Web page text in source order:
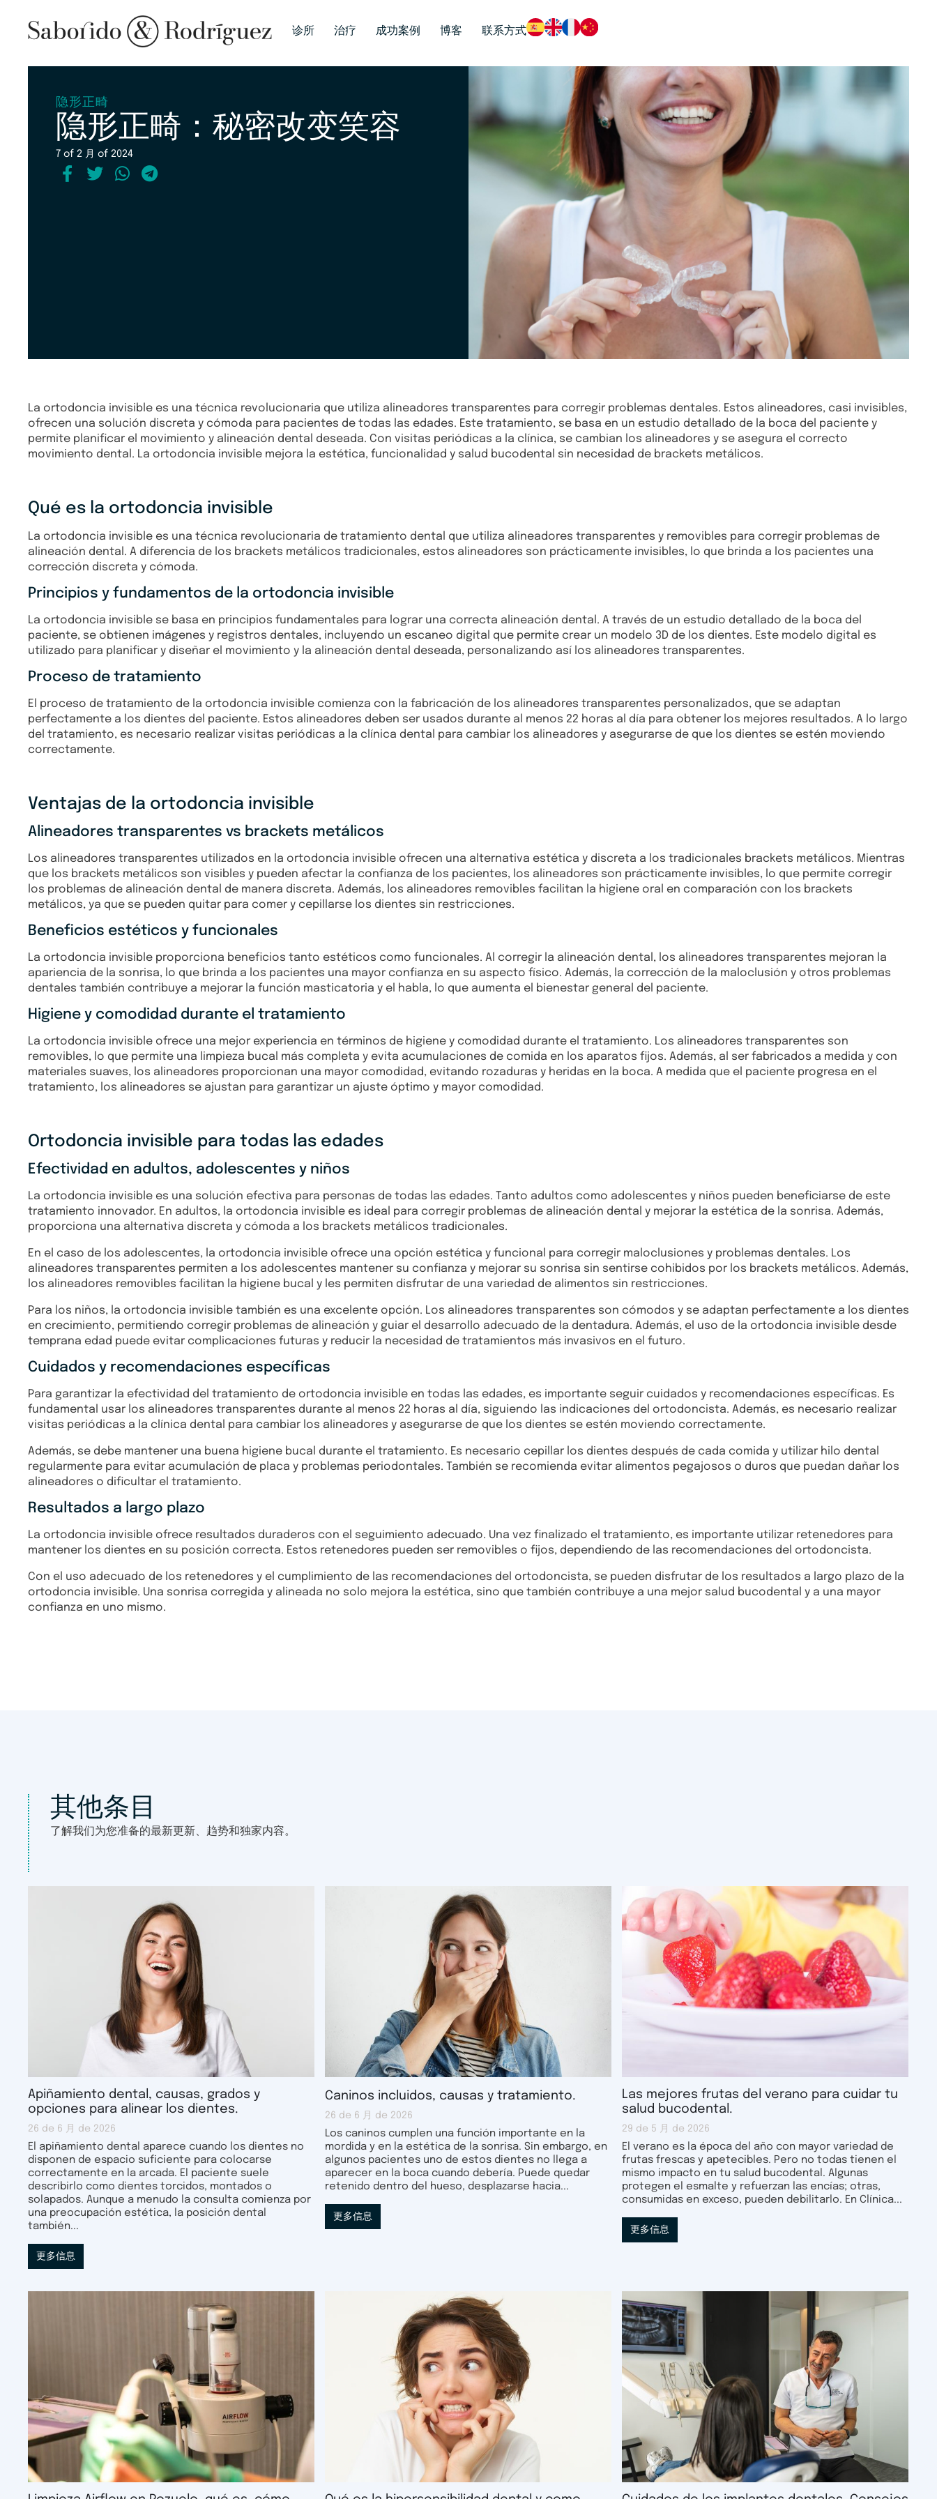
诊所 治疗 成功案例 博客 联系方式
隐形正畸
隐形正畸：秘密改变笑容
7 of 2 月 of 2024
La ortodoncia invisible es una técnica revolucionaria que utiliza alineadores transparentes para corregir problemas dentales. Estos alineadores, casi invisibles,
ofrecen una solución discreta y cómoda para pacientes de todas las edades. Este tratamiento, se basa en un estudio detallado de la boca del paciente y
permite planificar el movimiento y alineación dental deseada. Con visitas periódicas a la clínica, se cambian los alineadores y se asegura el correcto
movimiento dental. La ortodoncia invisible mejora la estética, funcionalidad y salud bucodental sin necesidad de brackets metálicos.
Qué es la ortodoncia invisible
La ortodoncia invisible es una técnica revolucionaria de tratamiento dental que utiliza alineadores transparentes y removibles para corregir problemas de
alineación dental. A diferencia de los brackets metálicos tradicionales, estos alineadores son prácticamente invisibles, lo que brinda a los pacientes una
corrección discreta y cómoda.
Principios y fundamentos de la ortodoncia invisible
La ortodoncia invisible se basa en principios fundamentales para lograr una correcta alineación dental. A través de un estudio detallado de la boca del
paciente, se obtienen imágenes y registros dentales, incluyendo un escaneo digital que permite crear un modelo 3D de los dientes. Este modelo digital es
utilizado para planificar y diseñar el movimiento y la alineación dental deseada, personalizando así los alineadores transparentes.
Proceso de tratamiento
El proceso de tratamiento de la ortodoncia invisible comienza con la fabricación de los alineadores transparentes personalizados, que se adaptan
perfectamente a los dientes del paciente. Estos alineadores deben ser usados durante al menos 22 horas al día para obtener los mejores resultados. A lo largo
del tratamiento, es necesario realizar visitas periódicas a la clínica dental para cambiar los alineadores y asegurarse de que los dientes se estén moviendo
correctamente.
Ventajas de la ortodoncia invisible
Alineadores transparentes vs brackets metálicos
Los alineadores transparentes utilizados en la ortodoncia invisible ofrecen una alternativa estética y discreta a los tradicionales brackets metálicos. Mientras
que los brackets metálicos son visibles y pueden afectar la confianza de los pacientes, los alineadores son prácticamente invisibles, lo que permite corregir
los problemas de alineación dental de manera discreta. Además, los alineadores removibles facilitan la higiene oral en comparación con los brackets
metálicos, ya que se pueden quitar para comer y cepillarse los dientes sin restricciones.
Beneficios estéticos y funcionales
La ortodoncia invisible proporciona beneficios tanto estéticos como funcionales. Al corregir la alineación dental, los alineadores transparentes mejoran la
apariencia de la sonrisa, lo que brinda a los pacientes una mayor confianza en su aspecto físico. Además, la corrección de la maloclusión y otros problemas
dentales también contribuye a mejorar la función masticatoria y el habla, lo que aumenta el bienestar general del paciente.
Higiene y comodidad durante el tratamiento
La ortodoncia invisible ofrece una mejor experiencia en términos de higiene y comodidad durante el tratamiento. Los alineadores transparentes son
removibles, lo que permite una limpieza bucal más completa y evita acumulaciones de comida en los aparatos fijos. Además, al ser fabricados a medida y con
materiales suaves, los alineadores proporcionan una mayor comodidad, evitando rozaduras y heridas en la boca. A medida que el paciente progresa en el
tratamiento, los alineadores se ajustan para garantizar un ajuste óptimo y mayor comodidad.
Ortodoncia invisible para todas las edades
Efectividad en adultos, adolescentes y niños
La ortodoncia invisible es una solución efectiva para personas de todas las edades. Tanto adultos como adolescentes y niños pueden beneficiarse de este
tratamiento innovador. En adultos, la ortodoncia invisible es ideal para corregir problemas de alineación dental y mejorar la estética de la sonrisa. Además,
proporciona una alternativa discreta y cómoda a los brackets metálicos tradicionales.
En el caso de los adolescentes, la ortodoncia invisible ofrece una opción estética y funcional para corregir maloclusiones y problemas dentales. Los
alineadores transparentes permiten a los adolescentes mantener su confianza y mejorar su sonrisa sin sentirse cohibidos por los brackets metálicos. Además,
los alineadores removibles facilitan la higiene bucal y les permiten disfrutar de una variedad de alimentos sin restricciones.
Para los niños, la ortodoncia invisible también es una excelente opción. Los alineadores transparentes son cómodos y se adaptan perfectamente a los dientes
en crecimiento, permitiendo corregir problemas de alineación y guiar el desarrollo adecuado de la dentadura. Además, el uso de la ortodoncia invisible desde
temprana edad puede evitar complicaciones futuras y reducir la necesidad de tratamientos más invasivos en el futuro.
Cuidados y recomendaciones específicas
Para garantizar la efectividad del tratamiento de ortodoncia invisible en todas las edades, es importante seguir cuidados y recomendaciones específicas. Es
fundamental usar los alineadores transparentes durante al menos 22 horas al día, siguiendo las indicaciones del ortodoncista. Además, es necesario realizar
visitas periódicas a la clínica dental para cambiar los alineadores y asegurarse de que los dientes se estén moviendo correctamente.
Además, se debe mantener una buena higiene bucal durante el tratamiento. Es necesario cepillar los dientes después de cada comida y utilizar hilo dental
regularmente para evitar acumulación de placa y problemas periodontales. También se recomienda evitar alimentos pegajosos o duros que puedan dañar los
alineadores o dificultar el tratamiento.
Resultados a largo plazo
La ortodoncia invisible ofrece resultados duraderos con el seguimiento adecuado. Una vez finalizado el tratamiento, es importante utilizar retenedores para
mantener los dientes en su posición correcta. Estos retenedores pueden ser removibles o fijos, dependiendo de las recomendaciones del ortodoncista.
Con el uso adecuado de los retenedores y el cumplimiento de las recomendaciones del ortodoncista, se pueden disfrutar de los resultados a largo plazo de la
ortodoncia invisible. Una sonrisa corregida y alineada no solo mejora la estética, sino que también contribuye a una mejor salud bucodental y a una mayor
confianza en uno mismo.
其他条目
了解我们为您准备的最新更新、趋势和独家内容。
Apiñamiento dental, causas, grados y
opciones para alinear los dientes.
26 de 6 月 de 2026
El apiñamiento dental aparece cuando los dientes no
disponen de espacio suficiente para colocarse
correctamente en la arcada. El paciente suele
describirlo como dientes torcidos, montados o
solapados. Aunque a menudo la consulta comienza por
una preocupación estética, la posición dental
también...
更多信息
Caninos incluidos, causas y tratamiento.
26 de 6 月 de 2026
Los caninos cumplen una función importante en la
mordida y en la estética de la sonrisa. Sin embargo, en
algunos pacientes uno de estos dientes no llega a
aparecer en la boca cuando debería. Puede quedar
retenido dentro del hueso, desplazarse hacia...
更多信息
Las mejores frutas del verano para cuidar tu
salud bucodental.
29 de 5 月 de 2026
El verano es la época del año con mayor variedad de
frutas frescas y apetecibles. Pero no todas tienen el
mismo impacto en tu salud bucodental. Algunas
protegen el esmalte y refuerzan las encías; otras,
consumidas en exceso, pueden debilitarlo. En Clínica...
更多信息